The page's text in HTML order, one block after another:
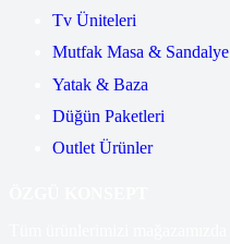
Tv Üniteleri
Mutfak Masa & Sandalye
Yatak & Baza
Düğün Paketleri
Outlet Ürünler